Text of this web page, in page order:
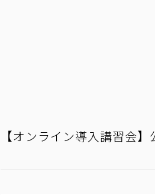
【オンライン導入講習会